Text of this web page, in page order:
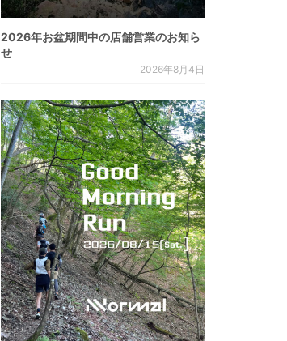
2026年お盆期間中の店舗営業のお知ら
せ
2026年8月4日